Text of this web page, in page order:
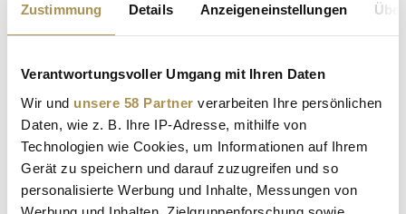
Zustimmung Details Anzeigeneinstellungen
Verantwortungsvoller Umgang mit Ihren Daten
Wir und unsere 58 Partner verarbeiten Ihre persönlichen
Daten, wie z. B. Ihre IP-Adresse, mithilfe von
Technologien wie Cookies, um Informationen auf Ihrem
Gerät zu speichern und darauf zuzugreifen und so
personalisierte Werbung und Inhalte, Messungen von